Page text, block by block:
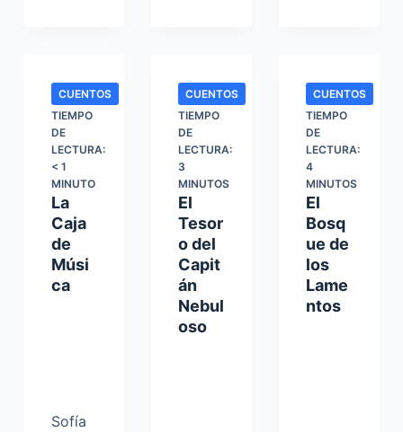
CUENTOS
TIEMPO
DE
LECTURA:
< 1
MINUTO
La
Caja
de
Músi
ca
Sofía
CUENTOS
TIEMPO
DE
LECTURA:
3
MINUTOS
El
Tesor
o del
Capit
án
Nebul
oso
CUENTOS
TIEMPO
DE
LECTURA:
4
MINUTOS
El
Bosq
ue de
los
Lame
ntos